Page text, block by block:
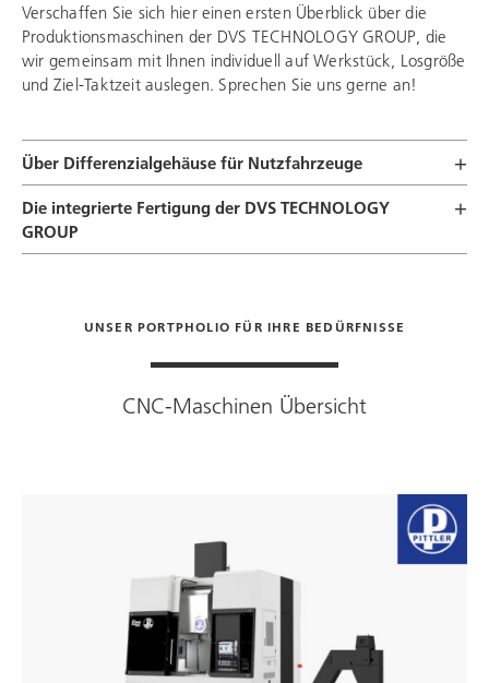
Verschaffen Sie sich hier einen ersten Überblick über die
Produktionsmaschinen der DVS TECHNOLOGY GROUP, die
wir gemeinsam mit Ihnen individuell auf Werkstück, Losgröße
und Ziel-Taktzeit auslegen. Sprechen Sie uns gerne an!
Über Differenzialgehäuse für Nutzfahrzeuge
Die integrierte Fertigung der DVS TECHNOLOGY
GROUP
UNSER PORTPHOLIO FÜR IHRE BEDÜRFNISSE
CNC-Maschinen Übersicht